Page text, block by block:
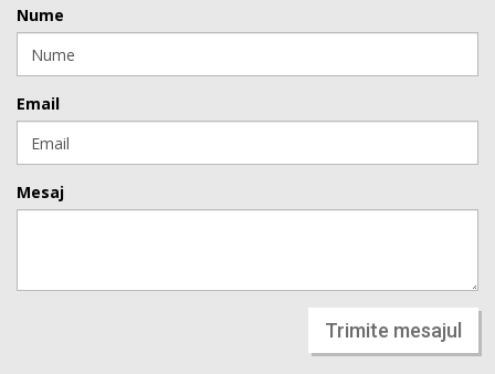
Nume
Email
Mesaj
Trimite mesajul